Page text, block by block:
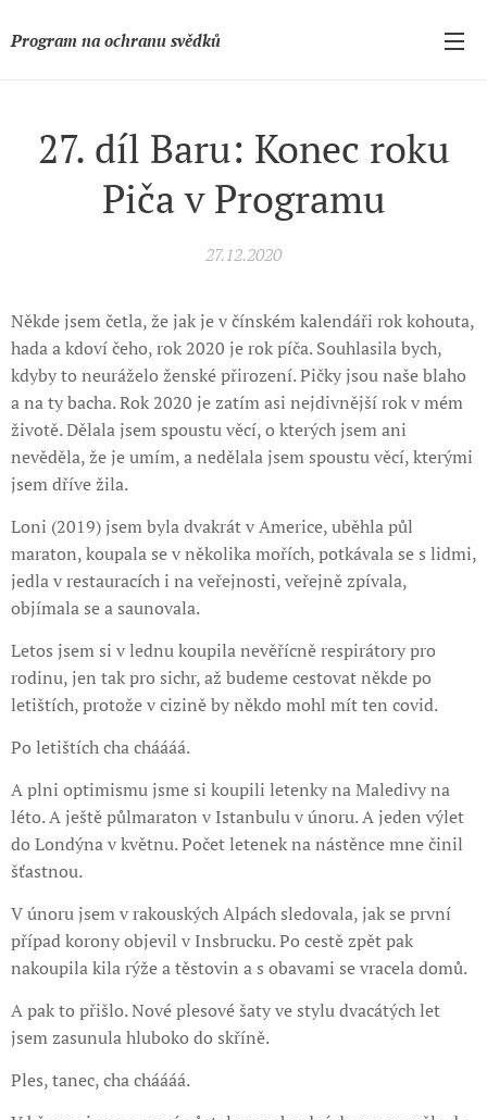
Program na ochranu svědků
27. díl Baru: Konec roku
Piča v Programu
27.12.2020
Někde jsem četla, že jak je v čínském kalendáři rok kohouta,
hada a kdoví čeho, rok 2020 je rok píča. Souhlasila bych,
kdyby to neuráželo ženské přirození. Pičky jsou naše blaho
a na ty bacha. Rok 2020 je zatím asi nejdivnější rok v mém
životě. Dělala jsem spoustu věcí, o kterých jsem ani
nevěděla, že je umím, a nedělala jsem spoustu věcí, kterými
jsem dříve žila.
Loni (2019) jsem byla dvakrát v Americe, uběhla půl
maraton, koupala se v několika mořích, potkávala se s lidmi,
jedla v restauracích i na veřejnosti, veřejně zpívala,
objímala se a saunovala.
Letos jsem si v lednu koupila nevěřícně respirátory pro
rodinu, jen tak pro sichr, až budeme cestovat někde po
letištích, protože v cizině by někdo mohl mít ten covid.
Po letištích cha cháááá.
A plni optimismu jsme si koupili letenky na Maledivy na
léto. A ještě půlmaraton v Istanbulu v únoru. A jeden výlet
do Londýna v květnu. Počet letenek na nástěnce mne činil
šťastnou.
V únoru jsem v rakouských Alpách sledovala, jak se první
případ korony objevil v Insbrucku. Po cestě zpět pak
nakoupila kila rýže a těstovin a s obavami se vracela domů.
A pak to přišlo. Nové plesové šaty ve stylu dvacátých let
jsem zasunula hluboko do skříně.
Ples, tanec, cha cháááá.